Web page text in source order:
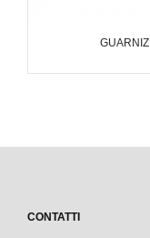
CONTATTI